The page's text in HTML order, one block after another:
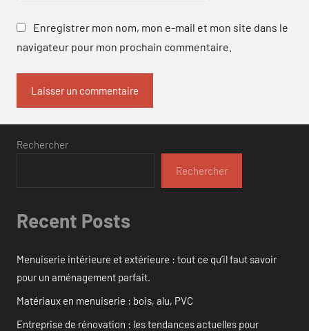
Enregistrer mon nom, mon e-mail et mon site dans le
navigateur pour mon prochain commentaire.
Rechercher
Rechercher
Recent Posts
Menuiserie intérieure et extérieure : tout ce qu’il faut savoir
pour un aménagement parfait.
Matériaux en menuiserie : bois, alu, PVC
Entreprise de rénovation : les tendances actuelles pour